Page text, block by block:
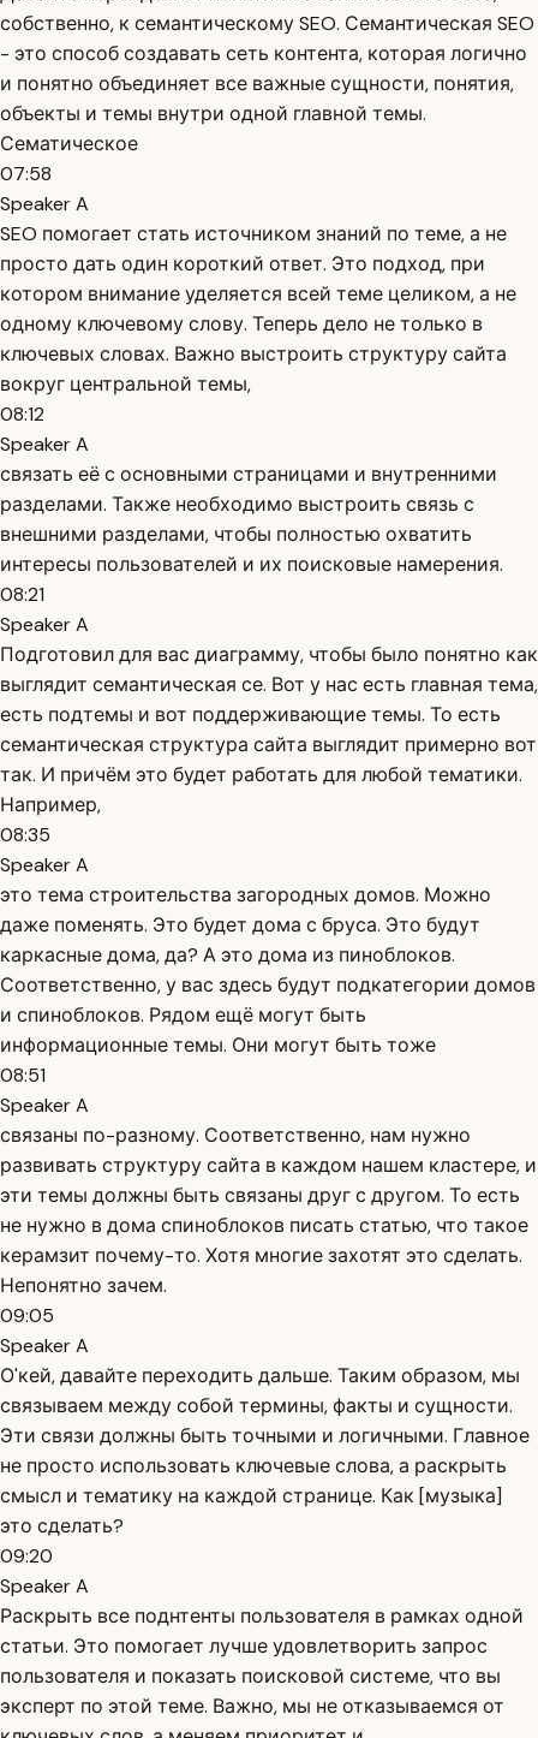
собственно, к семантическому SEO. Семантическая SEO
- это способ создавать сеть контента, которая логично
и понятно объединяет все важные сущности, понятия,
объекты и темы внутри одной главной темы.
Сематическое
07:58
Speaker A
SEO помогает стать источником знаний по теме, а не
просто дать один короткий ответ. Это подход, при
котором внимание уделяется всей теме целиком, а не
одному ключевому слову. Теперь дело не только в
ключевых словах. Важно выстроить структуру сайта
вокруг центральной темы,
08:12
Speaker A
связать её с основными страницами и внутренними
разделами. Также необходимо выстроить связь с
внешними разделами, чтобы полностью охватить
интересы пользователей и их поисковые намерения.
08:21
Speaker A
Подготовил для вас диаграмму, чтобы было понятно как
выглядит семантическая се. Вот у нас есть главная тема,
есть подтемы и вот поддерживающие темы. То есть
семантическая структура сайта выглядит примерно вот
так. И причём это будет работать для любой тематики.
Например,
08:35
Speaker A
это тема строительства загородных домов. Можно
даже поменять. Это будет дома с бруса. Это будут
каркасные дома, да? А это дома из пиноблоков.
Соответственно, у вас здесь будут подкатегории домов
и спиноблоков. Рядом ещё могут быть
информационные темы. Они могут быть тоже
08:51
Speaker A
связаны по-разному. Соответственно, нам нужно
развивать структуру сайта в каждом нашем кластере, и
эти темы должны быть связаны друг с другом. То есть
не нужно в дома спиноблоков писать статью, что такое
керамзит почему-то. Хотя многие захотят это сделать.
Непонятно зачем.
09:05
Speaker A
О'кей, давайте переходить дальше. Таким образом, мы
связываем между собой термины, факты и сущности.
Эти связи должны быть точными и логичными. Главное
не просто использовать ключевые слова, а раскрыть
смысл и тематику на каждой странице. Как [музыка]
это сделать?
09:20
Speaker A
Раскрыть все поднтенты пользователя в рамках одной
статьи. Это помогает лучше удовлетворить запрос
пользователя и показать поисковой системе, что вы
эксперт по этой теме. Важно, мы не отказываемся от